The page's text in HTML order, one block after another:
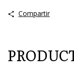
Compartir